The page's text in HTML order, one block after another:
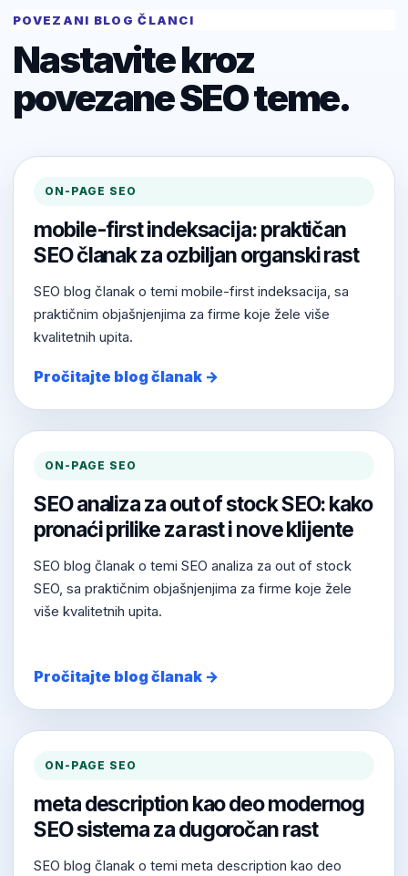
POVEZANI BLOG ČLANCI
Nastavite kroz
povezane SEO teme.
ON-PAGE SEO
mobile-first indeksacija: praktičan
SEO članak za ozbiljan organski rast
SEO blog članak o temi mobile-first indeksacija, sa
praktičnim objašnjenjima za firme koje žele više
kvalitetnih upita.
Pročitajte blog članak →
ON-PAGE SEO
SEO analiza za out of stock SEO: kako
pronaći prilike za rast i nove klijente
SEO blog članak o temi SEO analiza za out of stock
SEO, sa praktičnim objašnjenjima za firme koje žele
više kvalitetnih upita.
Pročitajte blog članak →
ON-PAGE SEO
meta description kao deo modernog
SEO sistema za dugoročan rast
SEO blog članak o temi meta description kao deo